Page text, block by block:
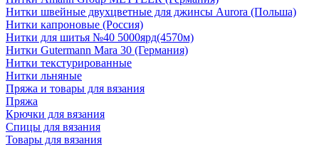
Нитки швейные двухцветные для джинсы Aurora (Польша)
Нитки капроновые (Россия)
Нитки для шитья №40 5000ярд(4570м)
Нитки Gutermann Mara 30 (Германия)
Нитки текстурированные
Нитки льняные
Пряжа и товары для вязания
Пряжа
Крючки для вязания
Спицы для вязания
Товары для вязания